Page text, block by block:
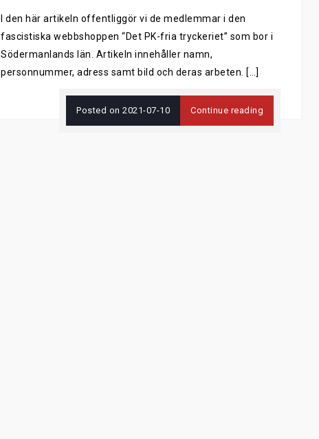
I den här artikeln offentliggör vi de medlemmar i den
fascistiska webbshoppen “Det PK-fria tryckeriet” som bor i
Södermanlands län. Artikeln innehåller namn,
personnummer, adress samt bild och deras arbeten. […]
Posted on 2021-07-10 Continue reading